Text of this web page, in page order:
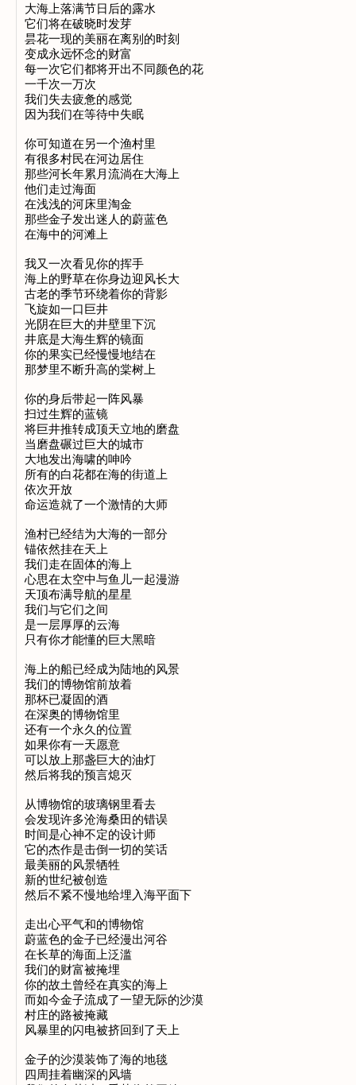
大海上落满节日后的露水
它们将在破晓时发芽
昙花一现的美丽在离别的时刻
变成永远怀念的财富
每一次它们都将开出不同颜色的花
一千次一万次
我们失去疲惫的感觉
因为我们在等待中失眠
你可知道在另一个渔村里
有很多村民在河边居住
那些河长年累月流淌在大海上
他们走过海面
在浅浅的河床里淘金
那些金子发出迷人的蔚蓝色
在海中的河滩上
我又一次看见你的挥手
海上的野草在你身边迎风长大
古老的季节环绕着你的背影
飞旋如一口巨井
光阴在巨大的井壁里下沉
井底是大海生辉的镜面
你的果实已经慢慢地结在
那梦里不断升高的棠树上
你的身后带起一阵风暴
扫过生辉的蓝镜
将巨井推转成顶天立地的磨盘
当磨盘碾过巨大的城市
大地发出海啸的呻吟
所有的白花都在海的街道上
依次开放
命运造就了一个激情的大师
渔村已经结为大海的一部分
锚依然挂在天上
我们走在固体的海上
心思在太空中与鱼儿一起漫游
天顶布满导航的星星
我们与它们之间
是一层厚厚的云海
只有你才能懂的巨大黑暗
海上的船已经成为陆地的风景
我们的博物馆前放着
那杯已凝固的酒
在深奥的博物馆里
还有一个永久的位置
如果你有一天愿意
可以放上那盏巨大的油灯
然后将我的预言熄灭
从博物馆的玻璃钢里看去
会发现许多沧海桑田的错误
时间是心神不定的设计师
它的杰作是击倒一切的笑话
最美丽的风景牺牲
新的世纪被创造
然后不紧不慢地给埋入海平面下
走出心平气和的博物馆
蔚蓝色的金子已经漫出河谷
在长草的海面上泛滥
我们的财富被掩埋
你的故土曾经在真实的海上
而如今金子流成了一望无际的沙漠
村庄的路被掩藏
风暴里的闪电被挤回到了天上
金子的沙漠装饰了海的地毯
四周挂着幽深的风墙